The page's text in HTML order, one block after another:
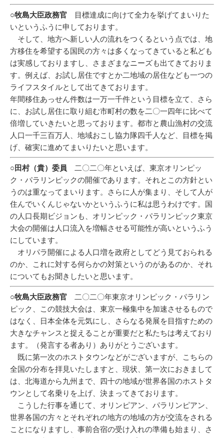
○牧島大臣政務官 目標達成に向けて全力を挙げてまいりた
いというふうに申しております。
そして、地方へ新しい人の流れをつくるという点では、地
方移住を希望する国民の方々は多くなってきていると私ども
は実感しておりますし、さまざまなニーズも出てきておりま
す。例えば、お試し居住ですとか二地域の居住なども一つの
ライフスタイルとして出てきております。
年間移住あっせん件数は一万一千件という目標を立て、さら
に、お試し居住に取り組む市町村の数を二〇一四年に比べて
倍増していきたいと思っております。都市と農山漁村の交流
人口一千三百万人、地域おこし協力隊四千人など、目標を掲
げ、確実に進めてまいりたいと思います。
○田村（貴）委員 二〇二〇年といえば、東京オリンピッ
ク・パラリンピックの開催であります。それとこの方針とい
うのは重なってまいります。さらに人が集まり、そして人が
住んでいくんじゃないかというふうに私は思うわけです。国
の人口長期ビジョンも、オリンピック・パラリンピック東京
大会の開催は人口流入を増幅させる可能性が高いというふう
にしています。
オリパラ開催による人口増を政府としてどう見ておられる
のか、これに対する何らかの対策というのがあるのか、それ
についてもお聞きしたいと思います。
○牧島大臣政務官 二〇二〇年東京オリンピック・パラリン
ピック、この競技大会は、東京一極集中を加速させるもので
はなく、日本全体を元気にし、さらなる発展を目指すための
大きなチャンスと捉えることが重要だと私たちは考えており
ます。（発言する者あり）ありがとうございます。
既に第一次のホストタウンなどがございますが、こちらの
全国の分布を拝見いたしますと、現状、第一次におきまして
は、北海道から九州まで、四十の地域が世界各国のホストタ
ウンとして名乗りを上げ、決まってきております。
こうした行事を通じて、オリンピアン、パラリンピアン、
世界各国の方々とそれぞれの地方の地域の方が交流をされる
ことになりますし、事前合宿の受け入れの準備も始まり、さ